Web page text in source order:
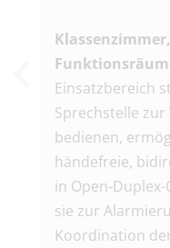
Einsatzbereich
Sprechstelle zur
bedienen,
händefreie,
in Open-
sie zur
Koordination